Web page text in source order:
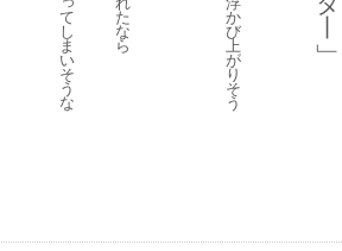
﹂
か
び
上
が
り
そ
う
た
な
ら
て
し
ま
い
そ
う
な